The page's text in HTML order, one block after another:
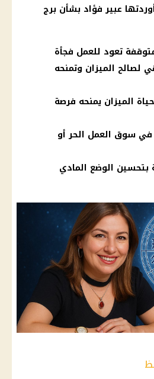
عبير فؤاد بشأن برج
تعود للعمل فجأة
لصالح الميزان وتمنحه
الميزان يمنحه فرصة
في سوق العمل الحر أو
الوضع المادي